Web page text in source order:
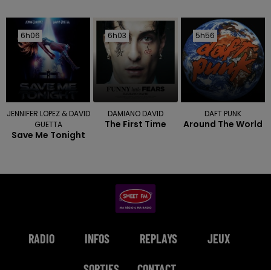
6h06
6h06
JENNIFER LOPEZ & DAVID
GUETTA
Save Me Tonight
6h03
6h03
DAMIANO DAVID
The First Time
5h56
5h56
DAFT PUNK
Around The World
RADIO INFOS REPLAYS JEUX